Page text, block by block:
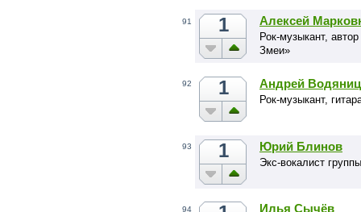
91 1 Алексей
Рок-музыкант,
Змеи»
92 1 Андрей
Рок-музыкант,
93 1 Юрий Блинов
Экс-вокалист
94 Илья Сычёв